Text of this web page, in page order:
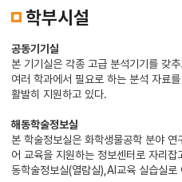
학부시설
공동기기실
본 기기실은 각종 고급 분석기기를 갖
여러 학과에서 필요로 하는 분석 자료
활발히 지원하고 있다.
해동학술정보실
본 학술정보실은 화학생물공학 분야 연
어 교육을 지원하는 정보센터로 자리
동학술정보실(열람실),AI교육 실습실로